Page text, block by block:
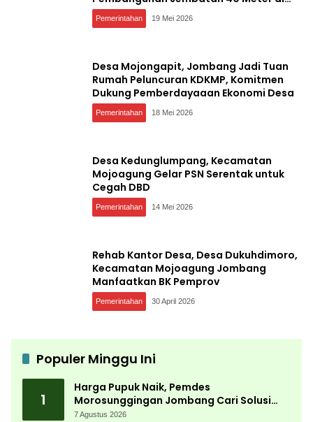
Kedungdendeng
Pemerintahan 19 Mei 2026
Desa Mojongapit, Jombang Jadi Tuan
Rumah Peluncuran KDKMP, Komitmen
Dukung Pemberdayaaan Ekonomi Desa
Pemerintahan 18 Mei 2026
Desa Kedunglumpang, Kecamatan
Mojoagung Gelar PSN Serentak untuk
Cegah DBD
Pemerintahan 14 Mei 2026
Rehab Kantor Desa, Desa Dukuhdimoro,
Kecamatan Mojoagung Jombang
Manfaatkan BK Pemprov
Pemerintahan 30 April 2026
Populer Minggu Ini
1
Harga Pupuk Naik, Pemdes
Morosunggingan Jombang Cari Solusi
Lewat Kajian Akademik
7 Agustus 2026